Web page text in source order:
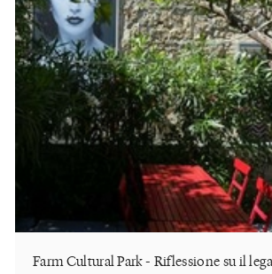
Farm Cultural Park - Riflessione su il